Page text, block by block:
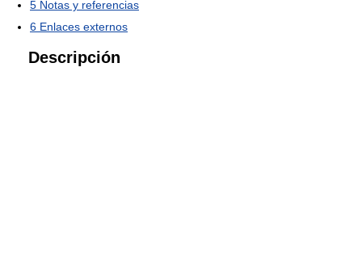
5 Notas y referencias
6 Enlaces externos
Descripción